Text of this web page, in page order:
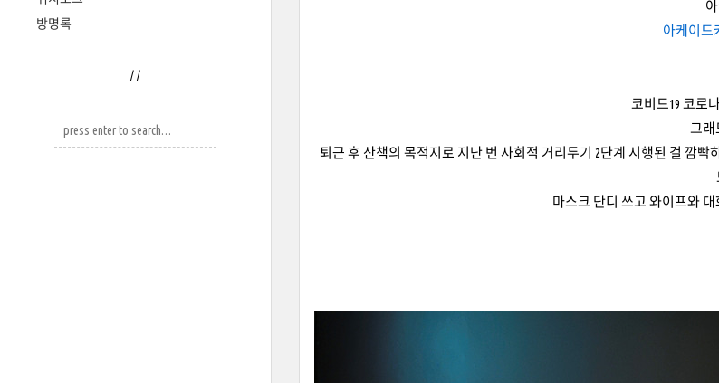
방명록
/ /
아케이드
코비드19 코로
그래
퇴근 후 산책의 목적지로 지난 번 사회적 거리두기 2단계 시행된 걸 깜
마스크 단디 쓰고 와이프와